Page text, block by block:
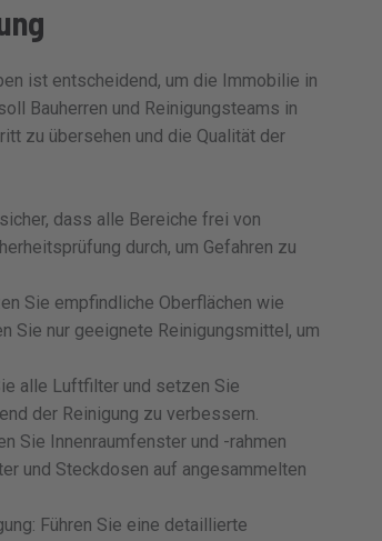
ist entscheidend, um die Immobilie in
Bauherren und Reinigungsteams in
zu übersehen und die Qualität der
dass alle Bereiche frei von
durch, um Gefahren zu
Sie empfindliche Oberflächen wie
Sie nur geeignete Reinigungsmittel, um
alle Luftfilter und setzen Sie
der Reinigung zu verbessern.
Sie Innenraumfenster und -rahmen
und Steckdosen auf angesammelten
Führen Sie eine detaillierte